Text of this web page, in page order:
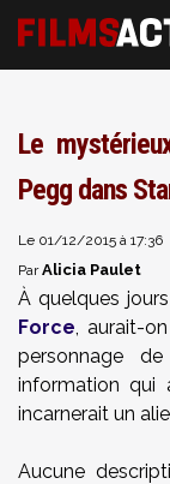
Le
Pegg dans
Le 01/12/2015 à 17:36
ParAlicia Paulet
À quelques
Force, aurait-
personnage de
information qui
incarnerait un
Aucune